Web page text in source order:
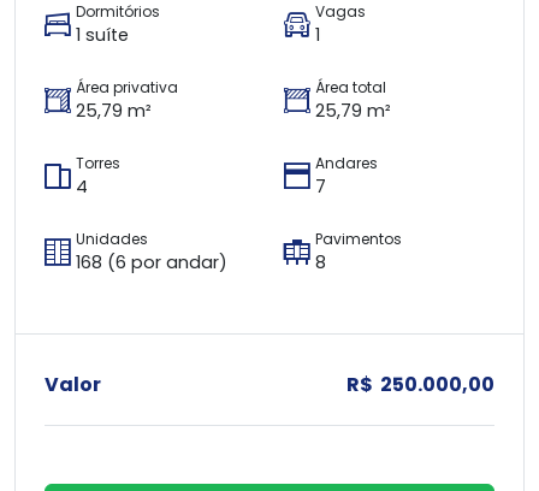
Dormitórios
1 suíte
Vagas
1
Área privativa
25,79 m²
Área total
25,79 m²
Torres
4
Andares
7
Unidades
168 (6 por andar)
Pavimentos
8
Valor R$ 250.000,00